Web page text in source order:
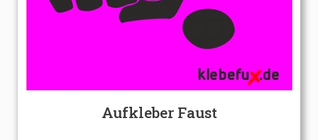
Aufkleber Faust